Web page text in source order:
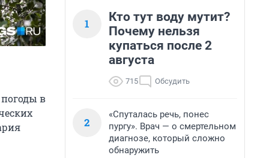
в
1
Кто тут воду мутит?
Почему нельзя
купаться после 2
августа
715 Обсудить
2
«Спуталась речь, понес
пургу». Врач — о смертельном
диагнозе, который сложно
обнаружить